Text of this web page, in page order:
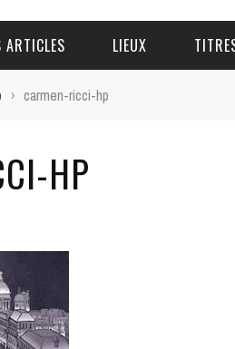
ARTICLES LIEUX
› carmen-ricci-hp
HP